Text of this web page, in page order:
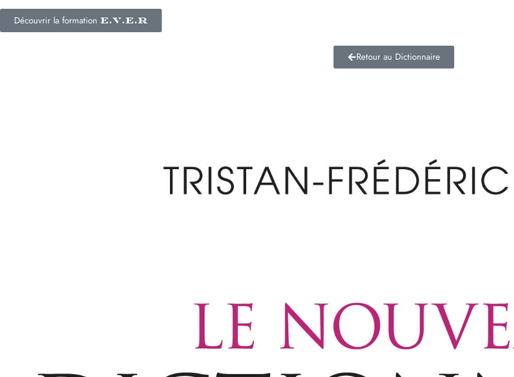
Découvrir la formation E.V.E.R
Retour au Dictionnaire